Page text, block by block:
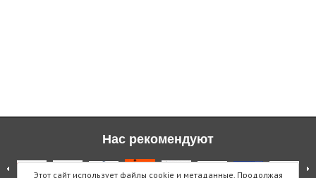
Этот сайт использует файлы cookie и метаданные. Продолжая
Нас рекомендуют